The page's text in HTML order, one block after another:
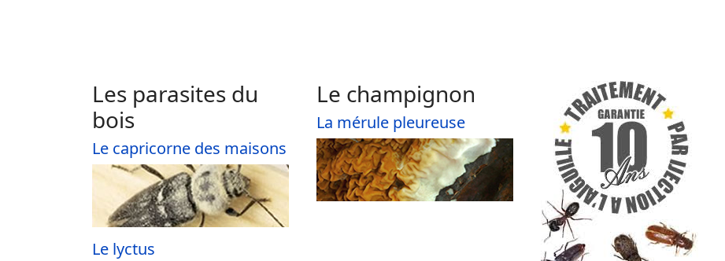
Les parasites du
bois
Le capricorne des maisons
Le lyctus
Le champignon
La mérule pleureuse